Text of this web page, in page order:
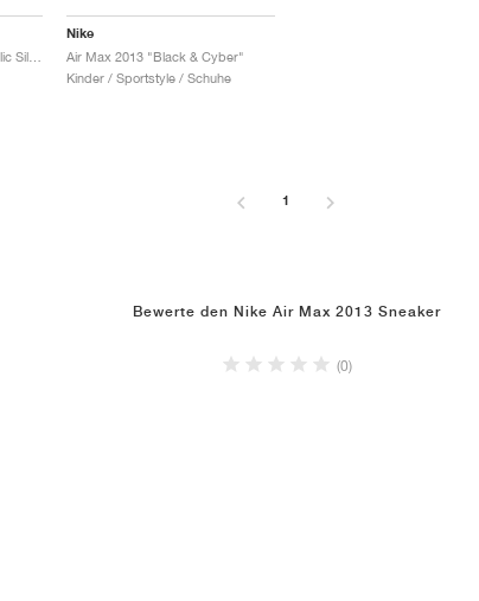
Nike
Air Max 2013 "Black & Cyber"
Kinder / Sportstyle / Schuhe
1
Bewerte den Nike Air Max 2013 Sneaker
(0)